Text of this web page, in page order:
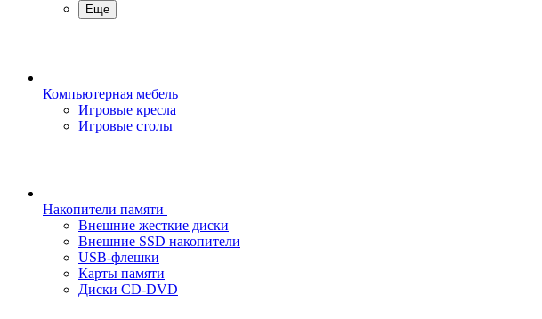
Еще
Компьютерная мебель
Игровые кресла
Игровые столы
Накопители памяти
Внешние жесткие диски
Внешние SSD накопители
USB-флешки
Карты памяти
Диски CD-DVD